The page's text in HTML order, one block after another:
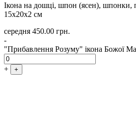
Ікона на дошці, шпон (ясен), шпонки,
15х20х2 см
середня 450.00 грн.
-
"Прибавлення Розуму" ікона Божої
+ +